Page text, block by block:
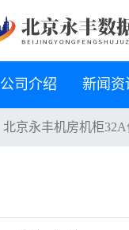
公司介绍 新闻资
北京永丰机房机柜